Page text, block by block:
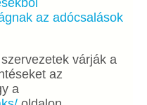
az adócsalások
várják a
az
a